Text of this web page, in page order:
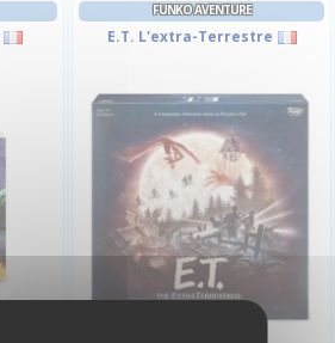
FUNKO AVENTURE
E.T. L'extra-Terrestre